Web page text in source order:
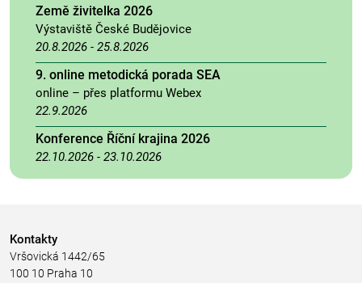
Země živitelka 2026
Výstaviště České Budějovice
20.8.2026 - 25.8.2026
9. online metodická porada SEA
online – přes platformu Webex
22.9.2026
Konference Říční krajina 2026
22.10.2026 - 23.10.2026
Kontakty
Vršovická 1442/65
100 10 Praha 10